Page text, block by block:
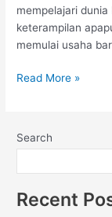
mempelajari
keterampilan
memulai usaha
Read More »
Search
Recent